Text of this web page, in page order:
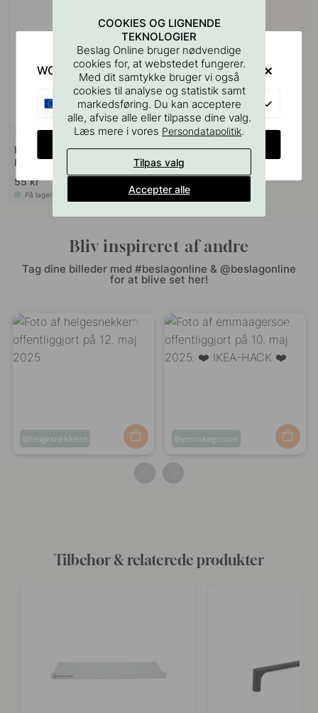
Boreskabelonen til Greb &
Knopper
55 kr
På lager
Bliv inspireret af andre
Tag dine billeder med #beslagonline & @beslagonline
for at blive set her!
Opslag
helgesnekkern
Opslag
emmaagersoe
Tilbehør & relaterede produkter
COOKIES OG LIGNENDE
TEKNOLOGIER
Beslag Online bruger nødvendige
cookies for, at webstedet fungerer.
Med dit samtykke bruger vi også
cookies til analyse og statistik samt
markedsføring. Du kan acceptere
alle, afvise alle eller tilpasse dine valg.
Læs mere i vores Persondatapolitik.
Tilpas valg
Accepter alle
WOULD YOU RATHER VISIT?
EU